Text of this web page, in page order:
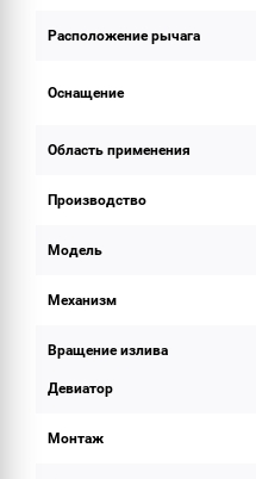
Расположение рычага
Оснащение
Область применения
Производство
Модель
Механизм
Вращение излива
Девиатор
Монтаж